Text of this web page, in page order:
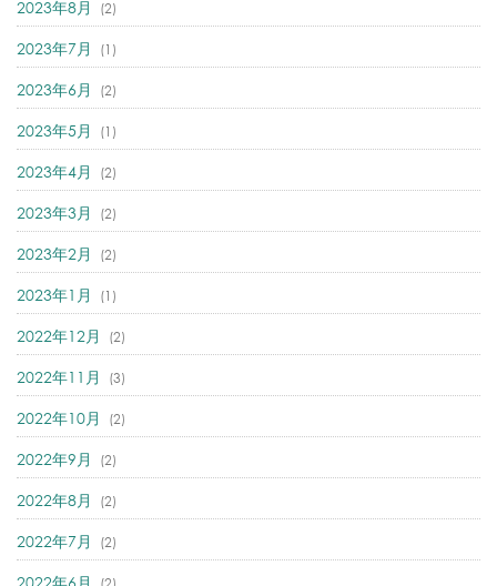
2023年8月 (2)
2023年7月 (1)
2023年6月 (2)
2023年5月 (1)
2023年4月 (2)
2023年3月 (2)
2023年2月 (2)
2023年1月 (1)
2022年12月 (2)
2022年11月 (3)
2022年10月 (2)
2022年9月 (2)
2022年8月 (2)
2022年7月 (2)